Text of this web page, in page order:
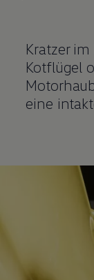
Kratzer
Kotflügel
eine